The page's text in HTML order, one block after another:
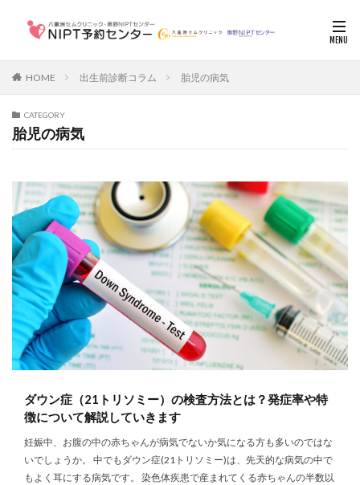
HOME 出生前診断コラム 胎児の病気
CATEGORY
胎児の病気
ダウン症（21トリソミー）の検査方法とは？発症率や特
徴について解説していきます
妊娠中、お腹の中の赤ちゃんが病気でないか気になる方も多いのではな
いでしょうか。 中でもダウン症(21トリソミー)は、先天的な病気の中で
もよく耳にする病気です。 染色体疾患で産まれてくる赤ちゃんの半数以